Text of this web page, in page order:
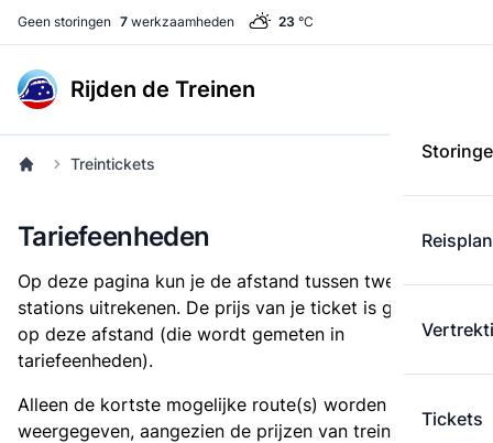
Geen storingen 7 werkzaamheden 23 °C
Rijden de Treinen
Tickets
Treintickets
Tariefeenheden
Op deze pagina kun je de afstand tussen twee
stations uitrekenen. De prijs van je ticket is gebaseerd
op deze afstand (die wordt gemeten in
tariefeenheden).
Alleen de kortste mogelijke route(s) worden
weergegeven, aangezien de prijzen van treintickets